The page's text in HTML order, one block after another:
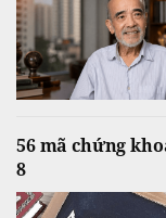
56 mã chứng
8